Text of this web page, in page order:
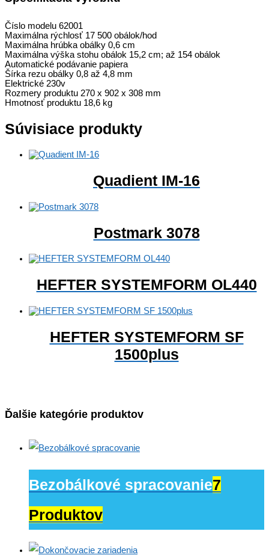
Číslo modelu 62001
Maximálna rýchlosť 17 500 obálok/hod
Maximálna hrúbka obálky 0,6 cm
Maximálna výška stohu obálok 15,2 cm; až 154 obálok
Automatické podávanie papiera
Šírka rezu obálky 0,8 až 4,8 mm
Elektrické 230v
Rozmery produktu 270 x 902 x 308 mm
Hmotnosť produktu 18,6 kg
Súvisiace produkty
Quadient IM-16
Postmark 3078
HEFTER SYSTEMFORM OL440
HEFTER SYSTEMFORM SF
1500plus
Ďalšie kategórie produktov
Bezobálkové spracovanie7
Produktov